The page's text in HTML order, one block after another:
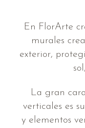
En FlorArte
murales
exterior,
La gran
verticales es
y elementos